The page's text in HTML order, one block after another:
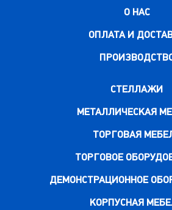
О НАС
ОПЛАТА И
СТЕЛЛАЖИ
МЕТАЛЛИЧЕСКАЯ
ТОРГОВАЯ
ТОРГОВОЕ
ДЕМОНСТРАЦИОННОЕ
КОРПУСНАЯ